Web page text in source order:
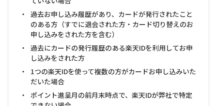
過去お申し込み履歴があり、カードが発行されたこと
のある方（すでに退会された方・カード切り替えのお
申し込みをされた方を含む）
過去にカードの発行履歴のある楽天IDを利用してお申
し込みをされた方
1つの楽天IDを使って複数の方がカードお申し込みいた
だいた場合
ポイント進呈月の前月末時点で、楽天IDが弊社で特定